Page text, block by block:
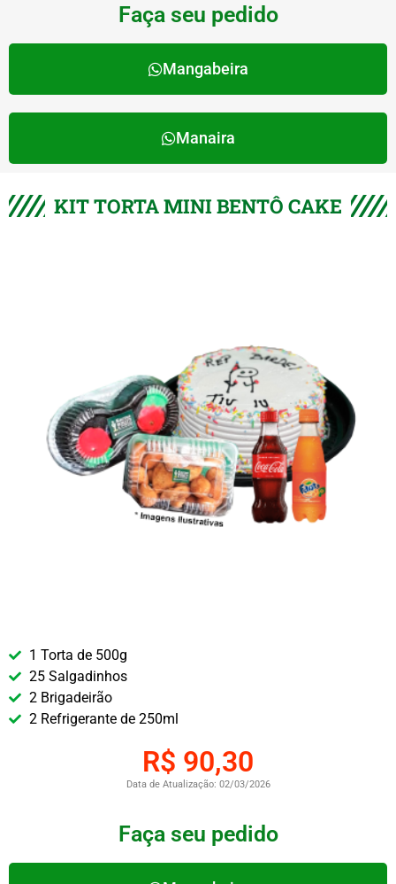
Faça seu pedido
Mangabeira
Manaira
KIT TORTA MINI BENTÔ CAKE
Faça seu pedido
1 Torta de 500g
25 Salgadinhos
2 Brigadeirão
2 Refrigerante de 250ml
R$ 90,30
Data de Atualização: 02/03/2026